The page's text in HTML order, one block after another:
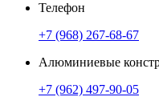
Телефон
+7 (968) 267-68-67
Алюминиевые
+7 (962) 497-90-05